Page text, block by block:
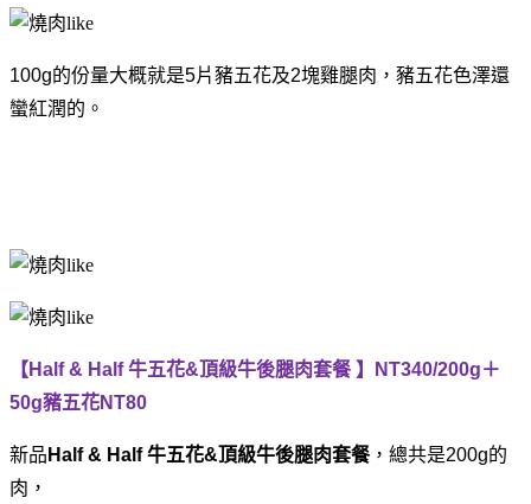
100g的份量大概就是5片豬五花及2塊雞腿肉，豬五花色澤還
蠻紅潤的。
【Half & Half 牛五花&頂級牛後腿肉套餐 】NT340/200g＋
50g豬五花NT80
新品 Half & Half 牛五花&頂級牛後腿肉套餐，總共是200g的
肉，